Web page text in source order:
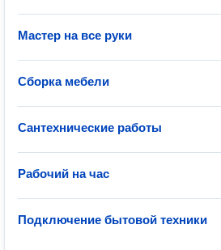
Мастер на все руки
Сборка мебели
Сантехнические работы
Рабочий на час
Подключение бытовой техники